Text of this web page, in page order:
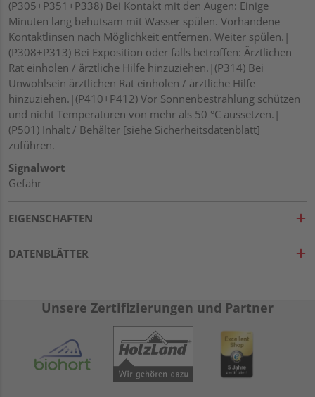
(P305+P351+P338) Bei Kontakt mit den Augen: Einige
Minuten lang behutsam mit Wasser spülen. Vorhandene
Kontaktlinsen nach Möglichkeit entfernen. Weiter spülen.|
(P308+P313) Bei Exposition oder falls betroffen: Ärztlichen
Rat einholen / ärztliche Hilfe hinzuziehen.|(P314) Bei
Unwohlsein ärztlichen Rat einholen / ärztliche Hilfe
hinzuziehen.|(P410+P412) Vor Sonnenbestrahlung schützen
und nicht Temperaturen von mehr als 50 °C aussetzen.|
(P501) Inhalt / Behälter [siehe Sicherheitsdatenblatt]
zuführen.
Signalwort
Gefahr
EIGENSCHAFTEN
DATENBLÄTTER
Unsere Zertifizierungen und Partner